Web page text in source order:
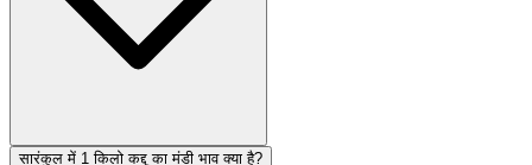
सारंकुल में 1 किलो कद्दू का मंडी भाव क्या है?